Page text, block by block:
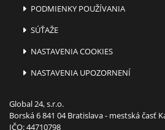
PODMIENKY POUŽÍVANIA
SÚŤAŽE
NASTAVENIA COOKIES
NASTAVENIA UPOZORNENÍ
Global 24, s.r.o.
Borská 6 841 04 Bratislava - mestská časť
IČO: 44710798